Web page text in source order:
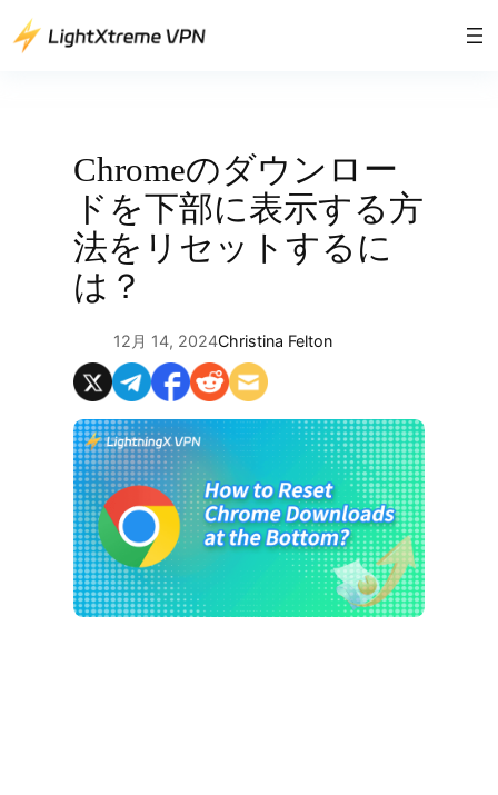
容
Chromeのダウンロー
ドを下部に表示する方
法をリセットするに
は？
12月 14, 2024Christina Felton